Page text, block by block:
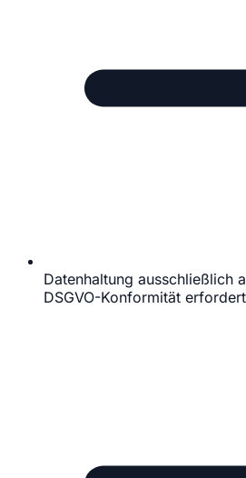
Datenhaltung ausschließlich
DSGVO-Konformität